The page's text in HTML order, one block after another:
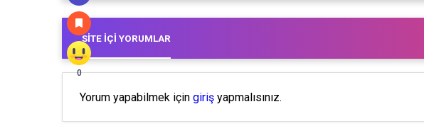
0
SITE İÇI YORUMLAR
Yorum yapabilmek için giriş yapmalısınız.